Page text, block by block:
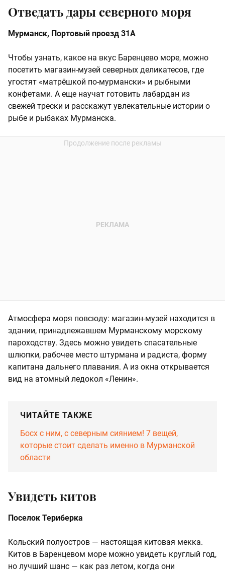
Отведать дары северного моря
Мурманск, Портовый проезд 31А
Чтобы узнать, какое на вкус Баренцево море, можно
посетить магазин-музей северных деликатесов, где
угостят «матрёшкой по-мурмански» и рыбными
конфетами. А еще научат готовить лабардан из
свежей трески и расскажут увлекательные истории о
рыбе и рыбаках Мурманска.
Атмосфера моря повсюду: магазин-музей находится в
здании, принадлежавшем Мурманскому морскому
пароходству. Здесь можно увидеть спасательные
шлюпки, рабочее место штурмана и радиста, форму
капитана дальнего плавания. А из окна открывается
вид на атомный ледокол «Ленин».
ЧИТАЙТЕ ТАКЖЕ
Босх с ним, с северным сиянием! 7 вещей,
которые стоит сделать именно в Мурманской
области
Увидеть китов
Поселок Териберка
Кольский полуостров — настоящая китовая мекка.
Китов в Баренцевом море можно увидеть круглый год,
но лучший шанс — как раз летом, когда они